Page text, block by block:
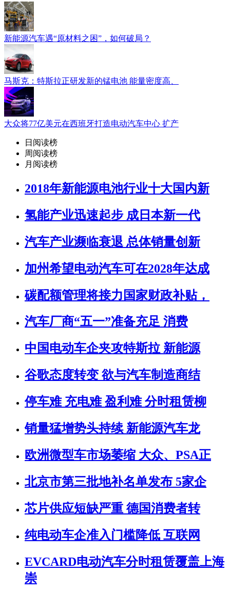
新能源汽车遇“原材料之困”，如何破局？
马斯克：特斯拉正研发新的锰电池 能量密度高、
大众将77亿美元在西班牙打造电动汽车中心 扩产
日阅读榜
周阅读榜
月阅读榜
2018年新能源电池行业十大国内新
氢能产业迅速起步 成日本新一代
汽车产业濒临衰退 总体销量创新
加州希望电动汽车可在2028年达成
碳配额管理将接力国家财政补贴，
汽车厂商“五一”准备充足 消费
中国电动车企夹攻特斯拉 新能源
谷歌态度转变 欲与汽车制造商结
停车难 充电难 盈利难 分时租赁柳
销量猛增势头持续 新能源汽车龙
欧洲微型车市场萎缩 大众、PSA正
北京市第三批地补名单发布 5家企
芯片供应短缺严重 德国消费者转
纯电动车企准入门槛降低 互联网
EVCARD电动汽车分时租赁覆盖上海
崇